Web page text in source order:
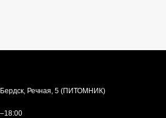
Бердск, Речная, 5 (ПИТОМНИК)